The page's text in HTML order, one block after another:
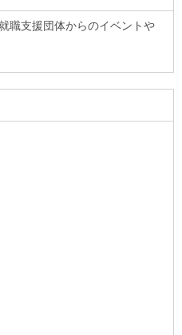
職支援団体からのイベントや